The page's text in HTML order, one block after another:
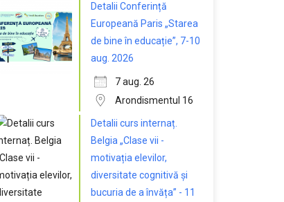
Detalii Conferință
Europeană Paris „Starea
de bine în educație”, 7-10
aug. 2026
7 aug. 26
Arondismentul 16
Detalii curs internaț.
Belgia „Clase vii -
motivația elevilor,
diversitate cognitivă și
bucuria de a învăța” - 11